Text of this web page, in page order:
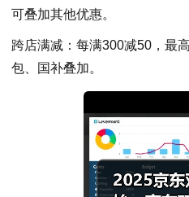
可叠加其他优惠。
跨店满减：每满300减50，最
包、国补叠加。